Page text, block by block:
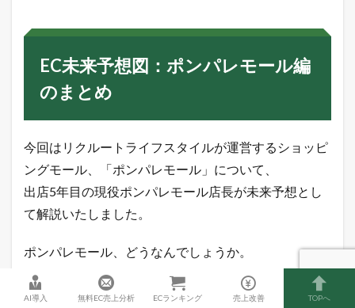
EC未来予想図：ポンパレモール編
のまとめ
今回はリクルートライフスタイルが運営するショッピ
ングモール、「ポンパレモール」について、
出店5年目の現役ポンパレモール店長が未来予想とし
て解説いたしました。
ポンパレモール、どうなんでしょうか。
当店も売上は低迷を続けていますし、一時は本気で退
AI導入 無料EC売上分析 ECランキング 売上改善 TOPへ